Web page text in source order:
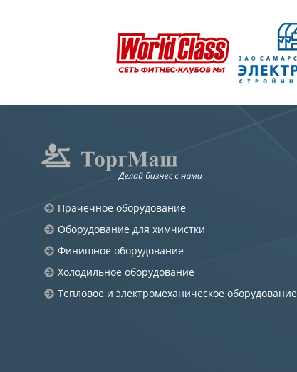
Прачечное оборудование
Оборудование для химчистки
Финишное оборудование
Холодильное оборудование
Тепловое и электромеханическое оборудование